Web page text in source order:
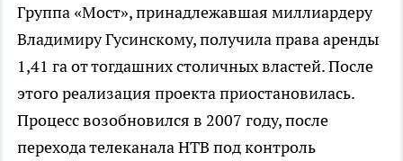
Группа «Мост», принадлежавшая миллиардеру
Владимиру Гусинскому, получила права аренды
1,41 га от тогдашних столичных властей. После
этого реализация проекта приостановилась.
Процесс возобновился в 2007 году, после
перехода телеканала НТВ под контроль